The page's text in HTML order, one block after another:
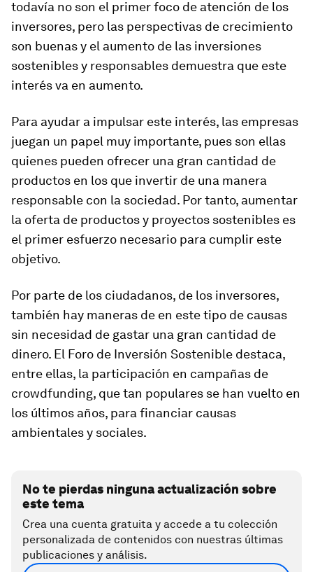
todavía no son el primer foco de atención de los
inversores, pero las perspectivas de crecimiento
son buenas y el aumento de las inversiones
sostenibles y responsables demuestra que este
interés va en aumento.
Para ayudar a impulsar este interés, las empresas
juegan un papel muy importante, pues son ellas
quienes pueden ofrecer una gran cantidad de
productos en los que invertir de una manera
responsable con la sociedad. Por tanto, aumentar
la oferta de productos y proyectos sostenibles es
el primer esfuerzo necesario para cumplir este
objetivo.
Por parte de los ciudadanos, de los inversores,
también hay maneras de en este tipo de causas
sin necesidad de gastar una gran cantidad de
dinero. El Foro de Inversión Sostenible destaca,
entre ellas, la participación en campañas de
crowdfunding, que tan populares se han vuelto en
los últimos años, para financiar causas
ambientales y sociales.
No te pierdas ninguna actualización sobre
este tema
Crea una cuenta gratuita y accede a tu colección
personalizada de contenidos con nuestras últimas
publicaciones y análisis.